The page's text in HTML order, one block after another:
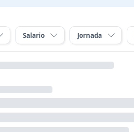
Salario Jornada